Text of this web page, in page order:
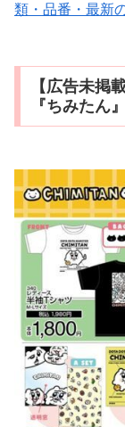
類・品番・最新
【広告未掲
『ちみたん